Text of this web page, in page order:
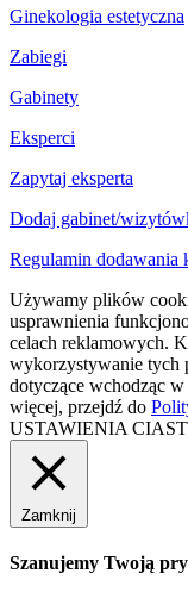
Ginekologia estetyczna
Zabiegi
Gabinety
Eksperci
Zapytaj eksperta
Dodaj gabinet/
Regulamin dodawania
Używamy plików
usprawnienia
celach reklamowych.
wykorzystywanie tych
dotyczące wchodząc
więcej, przejdź do
USTAWIENIA
Zamknij
Szanujemy Twoją